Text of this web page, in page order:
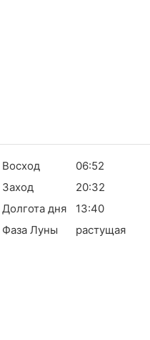
Восход
06:52
Заход
20:32
Долгота дня
13:40
Фаза Луны
растущая